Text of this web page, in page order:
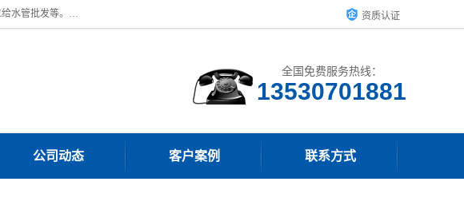
深圳市宝安区沙井街道浩丰胶管商行主营产品：联塑批发、联塑管批发、联塑总代理、联塑总经销、联塑HDPE波纹管批发、联塑PE给水管批发等。凭借服务以及多年的勤奋拼搏，发展成为一家销售各种管材管件，绝缘电工套管及配件等系列产品的贸易公司。公司秉承“顾客至上，锐意进取”的经营理念，坚持“客户至上”原则为广大客户提供的服务。欢迎惠顾！ 资质认证
全国免费服务热线：
公司动态 客户案例 联系方式